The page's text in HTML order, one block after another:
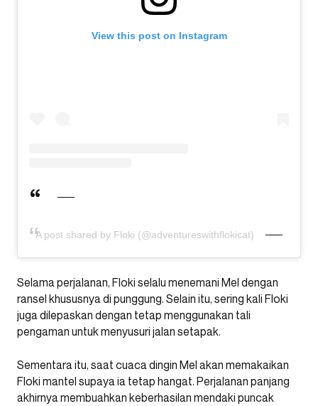
View this post on Instagram
A post shared by Floki (@adventureswithflokicat)
Selama perjalanan, Floki selalu menemani Mel dengan
ransel khususnya di punggung. Selain itu, sering kali Floki
juga dilepaskan dengan tetap menggunakan tali
pengaman untuk menyusuri jalan setapak.
Sementara itu, saat cuaca dingin Mel akan memakaikan
Floki mantel supaya ia tetap hangat. Perjalanan panjang
akhirnya membuahkan keberhasilan mendaki puncak